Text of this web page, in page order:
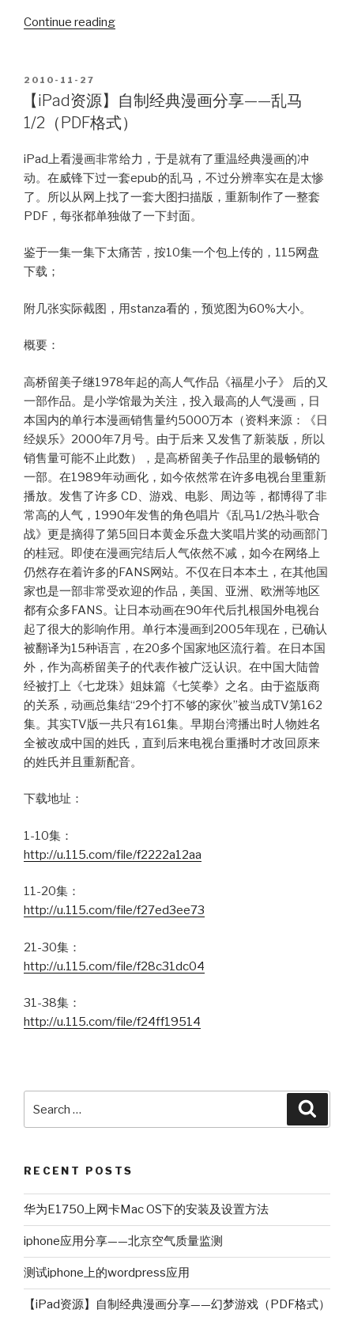
Continue reading“【iPad
制
经
典
漫
画
分
享
福
子
POSTED
ON
2010-11-27
【iPad资源】自制经典漫画分享——乱马
1/2（PDF格式）
iPad上看漫画非常给力，于是就有了重温经典漫画的冲
动。在威锋下过一套epub的乱马，不过分辨率实在是太惨
了。所以从网上找了一套大图扫描版，重新制作了一整套
PDF，每张都单独做了一下封面。
鉴于一集一集下太痛苦，按10集一个包上传的，115网盘
下载；
附几张实际截图，用stanza看的，预览图为60%大小。
概要：
高桥留美子继1978年起的高人气作品《福星小子》 后的又
一部作品。是小学馆最为关注，投入最高的人气漫画，日
本国内的单行本漫画销售量约5000万本（资料来源：《日
经娱乐》2000年7月号。由于后来 又发售了新装版，所以
销售量可能不止此数），是高桥留美子作品里的最畅销的
一部。在1989年动画化，如今依然常在许多电视台里重新
播放。发售了许多 CD、游戏、电影、周边等，都博得了非
常高的人气，1990年发售的角色唱片《乱马1/2热斗歌合
战》更是摘得了第5回日本黄金乐盘大奖唱片奖的动画部门
的桂冠。即使在漫画完结后人气依然不减，如今在网络上
仍然存在着许多的FANS网站。不仅在日本本土，在其他国
家也是一部非常受欢迎的作品，美国、亚洲、欧洲等地区
都有众多FANS。让日本动画在90年代后扎根国外电视台
起了很大的影响作用。单行本漫画到2005年现在，已确认
被翻译为15种语言，在20多个国家地区流行着。在日本国
外，作为高桥留美子的代表作被广泛认识。在中国大陆曾
经被打上《七龙珠》姐妹篇《七笑拳》之名。由于盗版商
的关系，动画总集结“29个打不够的家伙”被当成TV第162
集。其实TV版一共只有161集。早期台湾播出时人物姓名
全被改成中国的姓氏，直到后来电视台重播时才改回原来
的姓氏并且重新配音。
下载地址：
1-10集：
http://u.115.com/file/f2222a12aa
11-20集：
http://u.115.com/file/f27ed3ee73
21-30集：
http://u.115.com/file/f28c31dc04
31-38集：
http://u.115.com/file/f24ff19514
for:
RECENT POSTS
华为E1750上网卡Mac OS下的安装及设置方法
iphone应用分享——北京空气质量监测
测试iphone上的wordpress应用
【iPad资源】自制经典漫画分享——幻梦游戏（PDF格式）